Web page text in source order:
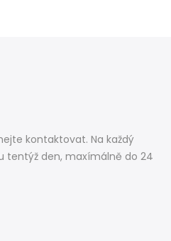
kontaktovat. Na každý
tentýž den, maxímálně do 24